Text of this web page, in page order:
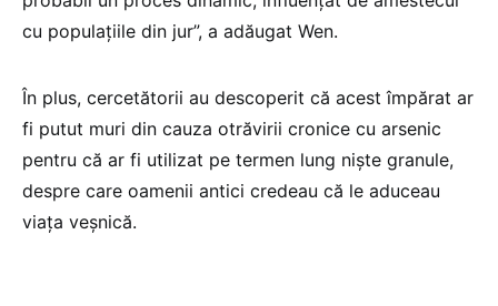
cu populaţiile din jur”, a adăugat Wen.
În plus, cercetătorii au descoperit că acest împărat ar
fi putut muri din cauza otrăvirii cronice cu arsenic
pentru că ar fi utilizat pe termen lung nişte granule,
despre care oamenii antici credeau că le aduceau
viaţa veşnică.